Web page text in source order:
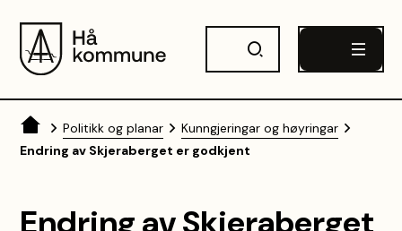
Du er her:Politikk og planar
Kunngjeringar og høyringar
Endring av Skjeraberget er godkjent
Endring av Skjeraberget